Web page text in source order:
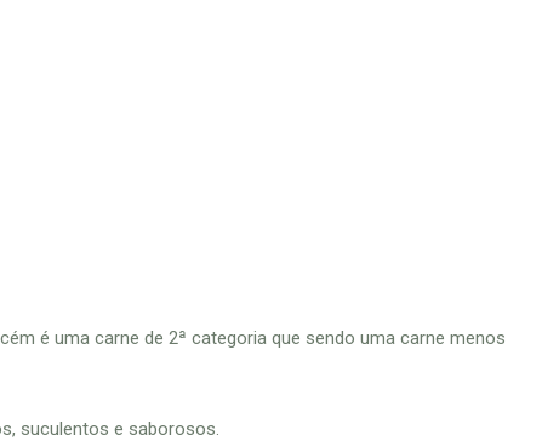
é uma carne de 2ª categoria que sendo uma carne menos
suculentos e saborosos.